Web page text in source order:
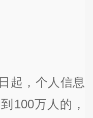
起，个人信息
100万人的，